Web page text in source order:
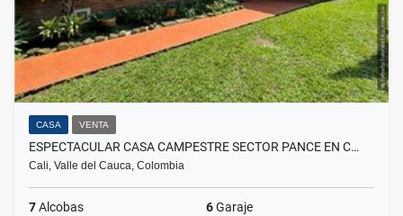
CASA VENTA
ESPECTACULAR CASA CAMPESTRE SECTOR PANCE EN C…
Cali, Valle del Cauca, Colombia
7Alcobas 6Garaje